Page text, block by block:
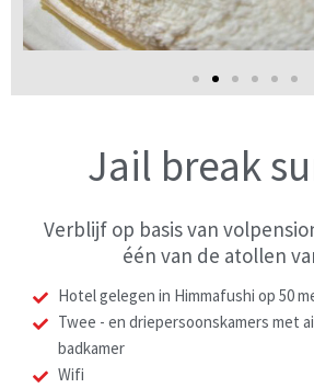
Jail break
Verblijf op basis van
één van de atollen
Hotel gelegen in Himmafushi op 50
Twee - en driepersoonskamers met
badkamer
Wifi